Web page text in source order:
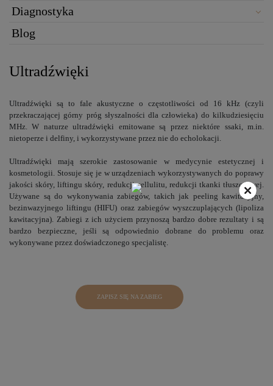
Diagnostyka
Blog
Ultradźwięki
Ultradźwięki są to fale akustyczne o częstotliwości od 16 kHz (czyli
przekraczającej górny próg słyszalności dla człowieka) do kilkudziesięciu
MHz. W naturze ultradźwięki emitowane są przez niektóre ssaki, m.in.
nietoperze i delfiny, i wykorzystywane przez nie do echolokacji.
Ultradźwięki mają szerokie zastosowanie w medycynie estetycznej i
kosmetologii. Stosuje się je w urządzeniach wykorzystywanych do poprawy
jakości skóry, liftingu skóry, redukcji cellulitu, redukcji tkanki tłuszczowej.
Używane są do wykonywania zabiegów, takich jak peeling kawitacyjny,
bezinwazyjnego liftingu (HIFU) oraz zabiegów wyszczuplających (lipoliza
kawitacyjna). Zabiegi z ich użyciem przynoszą bardzo dobre rezultaty i są
bardzo bezpieczne, jeśli są odpowiednio dobrane do problemu oraz
wykonywane przez doświadczonego specjalistę.
ZAPISZ SIĘ NA ZABIEG